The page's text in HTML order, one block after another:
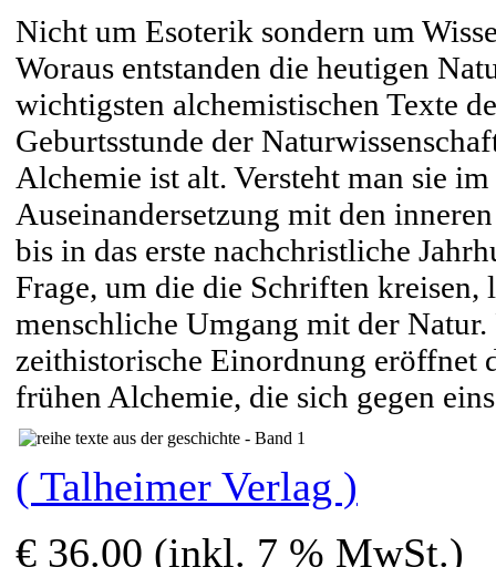
Nicht um Esoterik sondern um
Woraus entstanden die heutigen
wichtigsten alchemistischen Texte
Geburtsstunde der
Alchemie ist alt. Versteht man sie
Auseinandersetzung mit den
bis in das erste nachchristliche
Frage, um die die Schriften kreisen,
menschliche Umgang mit der
zeithistorische Einordnung eröffnet
frühen Alchemie, die sich gegen
( Talheimer Verlag )
€ 36.00 (inkl. 7 % MwSt.)